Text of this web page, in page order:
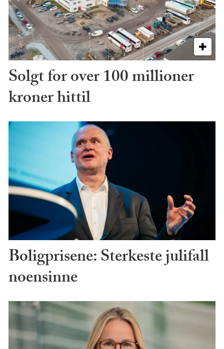
Solgt for over 100 millioner
kroner hittil
Boligprisene: Sterkeste julifall
noensinne